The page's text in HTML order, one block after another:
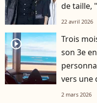
de taille,
22 avril 2026
player2
Trois
son 3e
vers une
2 mars 2026